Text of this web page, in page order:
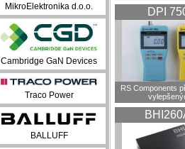
MikroElektronika d.o.o.
Cambridge GaN Devices
Traco Power
BALLUFF
DPI
RS Components